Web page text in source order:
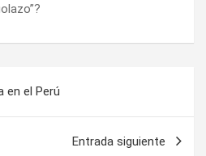
en el Perú
Entrada siguiente